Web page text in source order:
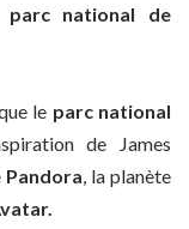
parc national de
le parc national
de James
Pandora, la planète